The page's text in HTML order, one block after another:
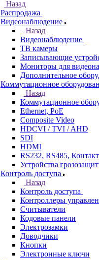
Назад
Распродажа
Видеонаблюдение
Назад
Видеонаблюдение
ТВ камеры
Записывающие
Мониторы для
Дополнительное
Коммутационное
Назад
Коммутационное
Ethernet, PoE
Composite Video
HDCVI / TVI / AHD
SDI
HDMI
RS232, RS485,
Устройства
Контроль доступа
Назад
Контроль доступа
Контроллеры
Считыватели
Кодовые панели
Электрозамки
Доводчики
Кнопки
Электронные ключи